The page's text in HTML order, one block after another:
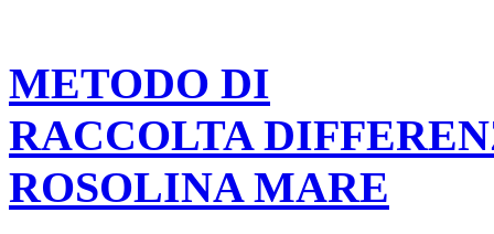
METODO DI
RACCOLTA
ROSOLINA MARE